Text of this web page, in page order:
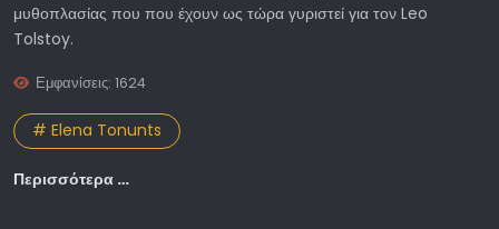
μυθοπλασίας που που έχουν ως τώρα γυριστεί για τον Leo
Tolstoy.
Εμφανίσεις: 1624
# Elena Tonunts
Περισσότερα …